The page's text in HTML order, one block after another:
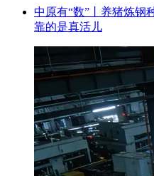
中原有“数”丨养猪炼
靠的是真活儿